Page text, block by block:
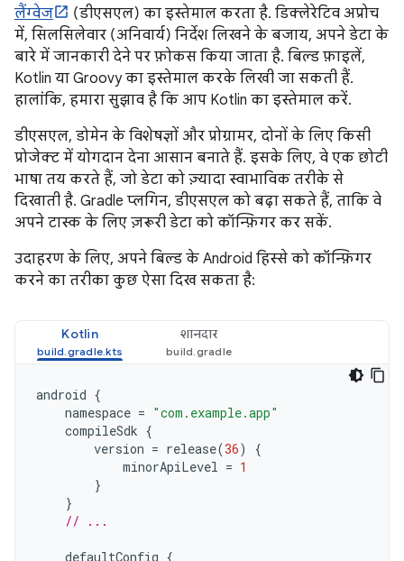
लैंग्वेज
(डीएसएल) का इस्तेमाल करता है. डिक्लेरेटिव अप्रोच
में, सिलसिलेवार (अनिवार्य) निर्देश लिखने के बजाय, अपने डेटा के
बारे में जानकारी देने पर फ़ोकस किया जाता है. बिल्ड फ़ाइलें,
Kotlin या Groovy का इस्तेमाल करके लिखी जा सकती हैं.
हालांकि, हमारा सुझाव है कि आप Kotlin का इस्तेमाल करें.
डीएसएल, डोमेन के विशेषज्ञों और प्रोग्रामर, दोनों के लिए किसी
प्रोजेक्ट में योगदान देना आसान बनाते हैं. इसके लिए, वे एक छोटी
भाषा तय करते हैं, जो डेटा को ज़्यादा स्वाभाविक तरीके से
दिखाती है. Gradle प्लगिन, डीएसएल को बढ़ा सकते हैं, ताकि वे
अपने टास्क के लिए ज़रूरी डेटा को कॉन्फ़िगर कर सकें.
उदाहरण के लिए, अपने बिल्ड के Android हिस्से को कॉन्फ़िगर
करने का तरीका कुछ ऐसा दिख सकता है:
Kotlin शानदार
android {
namespace = "com.example.app"
compileSdk {
version = release(36)
{
minorApiLevel = 1
}
}
// ...
defaultConfig {